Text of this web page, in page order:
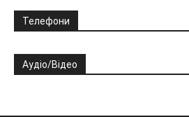
Телефони
Аудіо/Відео